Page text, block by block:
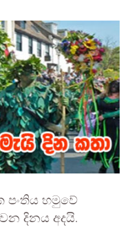
පංතිය හමුවේ
දිනය අදයි.